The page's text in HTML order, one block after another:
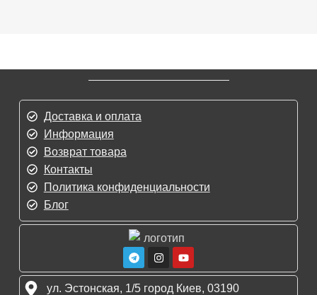
Доставка и оплата
Информация
Возврат товара
Контакты
Политика конфиденциальности
Блог
ул. Эстонская, 1/5 город Киев, 03190